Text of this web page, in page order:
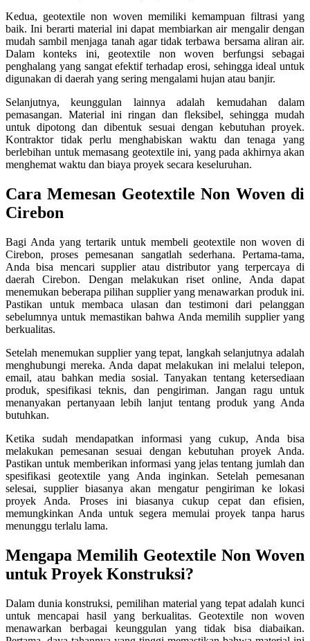
Kedua, geotextile non woven memiliki kemampuan filtrasi yang
baik. Ini berarti material ini dapat membiarkan air mengalir dengan
mudah sambil menjaga tanah agar tidak terbawa bersama aliran air.
Dalam konteks ini, geotextile non woven berfungsi sebagai
penghalang yang sangat efektif terhadap erosi, sehingga ideal untuk
digunakan di daerah yang sering mengalami hujan atau banjir.
Selanjutnya, keunggulan lainnya adalah kemudahan dalam
pemasangan. Material ini ringan dan fleksibel, sehingga mudah
untuk dipotong dan dibentuk sesuai dengan kebutuhan proyek.
Kontraktor tidak perlu menghabiskan waktu dan tenaga yang
berlebihan untuk memasang geotextile ini, yang pada akhirnya akan
menghemat waktu dan biaya proyek secara keseluruhan.
Cara Memesan Geotextile Non Woven di
Cirebon
Bagi Anda yang tertarik untuk membeli geotextile non woven di
Cirebon, proses pemesanan sangatlah sederhana. Pertama-tama,
Anda bisa mencari supplier atau distributor yang terpercaya di
daerah Cirebon. Dengan melakukan riset online, Anda dapat
menemukan beberapa pilihan supplier yang menawarkan produk ini.
Pastikan untuk membaca ulasan dan testimoni dari pelanggan
sebelumnya untuk memastikan bahwa Anda memilih supplier yang
berkualitas.
Setelah menemukan supplier yang tepat, langkah selanjutnya adalah
menghubungi mereka. Anda dapat melakukan ini melalui telepon,
email, atau bahkan media sosial. Tanyakan tentang ketersediaan
produk, spesifikasi teknis, dan pengiriman. Jangan ragu untuk
menanyakan pertanyaan lebih lanjut tentang produk yang Anda
butuhkan.
Ketika sudah mendapatkan informasi yang cukup, Anda bisa
melakukan pemesanan sesuai dengan kebutuhan proyek Anda.
Pastikan untuk memberikan informasi yang jelas tentang jumlah dan
spesifikasi geotextile yang Anda inginkan. Setelah pemesanan
selesai, supplier biasanya akan mengatur pengiriman ke lokasi
proyek Anda. Proses ini biasanya cukup cepat dan efisien,
memungkinkan Anda untuk segera memulai proyek tanpa harus
menunggu terlalu lama.
Mengapa Memilih Geotextile Non Woven
untuk Proyek Konstruksi?
Dalam dunia konstruksi, pemilihan material yang tepat adalah kunci
untuk mencapai hasil yang berkualitas. Geotextile non woven
menawarkan berbagai keunggulan yang tidak bisa diabaikan.